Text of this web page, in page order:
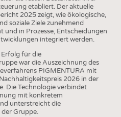
etabliert. Der aktuelle
2025 zeigt, wie ökologische,
soziale Ziele zunehmend
und in Prozesse, Entscheidungen
integriert werden.
für die
war die Auszeichnung des
PIGMENTURA mit
2026 in der
Die Technologie verbindet
mit konkretem
unterstreicht die
Gruppe.